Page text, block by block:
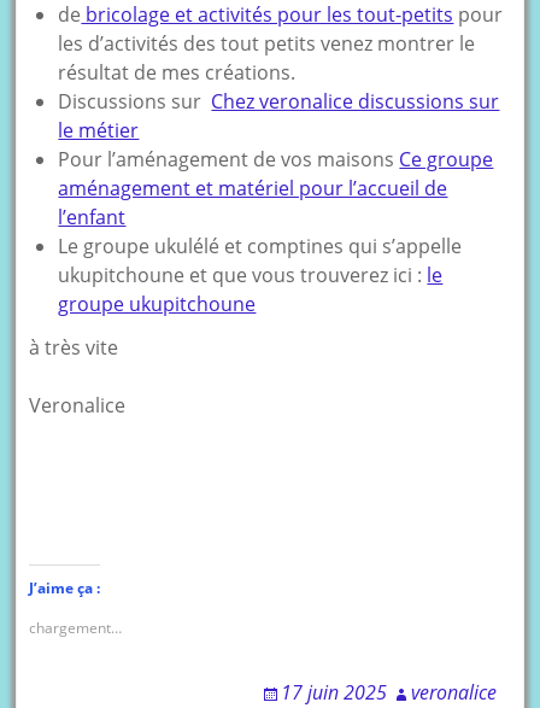
de bricolage et activités pour les tout-petits pour
les d’activités des tout petits venez montrer le
résultat de mes créations.
Discussions sur Chez veronalice discussions sur
le métier
Pour l’aménagement de vos maisons Ce groupe
aménagement et matériel pour l’accueil de
l’enfant
Le groupe ukulélé et comptines qui s’appelle
ukupitchoune et que vous trouverez ici : le
groupe ukupitchoune
à très vite
Veronalice
J’aime ça :
chargement…
17 juin 2025
veronalice